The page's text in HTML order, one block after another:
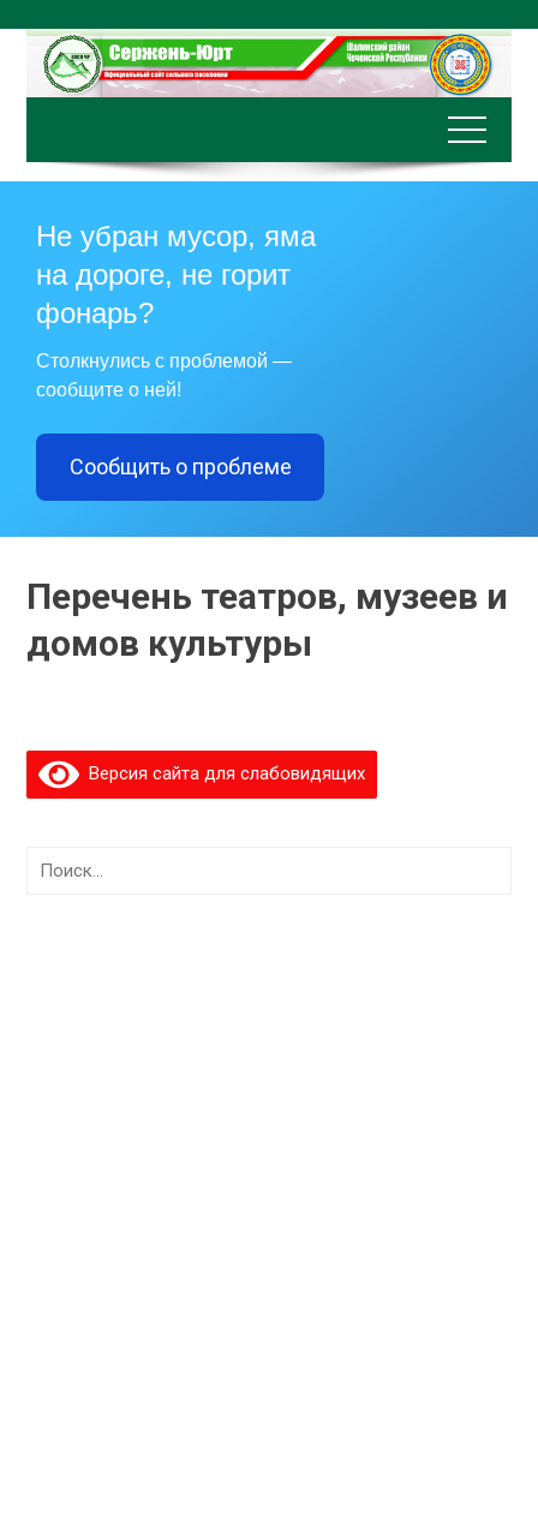
содержимому
Не убран мусор, яма
на дороге, не горит
фонарь?
Столкнулись с проблемой —
сообщите о ней!
Сообщить о проблеме
Перечень театров, музеев и
домов культуры
Версия сайта для слабовидящих
Найти: